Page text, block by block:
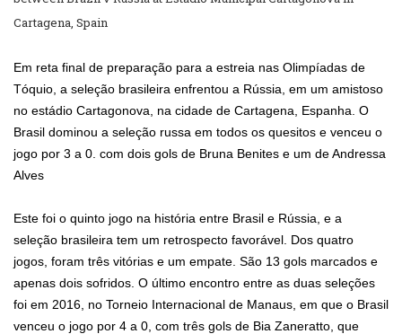
Cartagena, Spain
Em reta final de preparação para a estreia nas Olimpíadas de
Tóquio, a seleção brasileira enfrentou a Rússia, em um amistoso
no estádio Cartagonova, na cidade de Cartagena, Espanha. O
Brasil dominou a seleção russa em todos os quesitos e venceu o
jogo por 3 a 0. com dois gols de Bruna Benites e um de Andressa
Alves
Este foi o quinto jogo na história entre Brasil e Rússia, e a
seleção brasileira tem um retrospecto favorável. Dos quatro
jogos, foram três vitórias e um empate. São 13 gols marcados e
apenas dois sofridos. O último encontro entre as duas seleções
foi em 2016, no Torneio Internacional de Manaus, em que o Brasil
venceu o jogo por 4 a 0, com três gols de Bia Zaneratto, que